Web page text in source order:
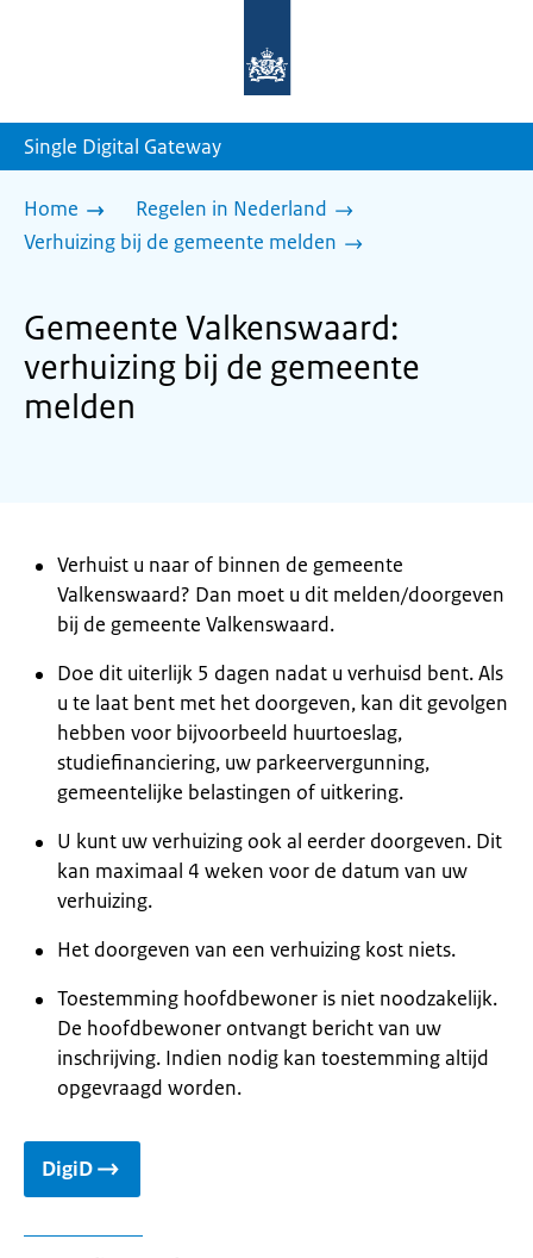
homepage
Single Digital Gateway
Home
Regelen in Nederland
Verhuizing bij de gemeente melden
Gemeente Valkenswaard:
verhuizing bij de gemeente
melden
Verhuist u naar of binnen de gemeente
Valkenswaard? Dan moet u dit melden/doorgeven
bij de gemeente Valkenswaard.
Doe dit uiterlijk 5 dagen nadat u verhuisd bent. Als
u te laat bent met het doorgeven, kan dit gevolgen
hebben voor bijvoorbeeld huurtoeslag,
studiefinanciering, uw parkeervergunning,
gemeentelijke belastingen of uitkering.
U kunt uw verhuizing ook al eerder doorgeven. Dit
kan maximaal 4 weken voor de datum van uw
verhuizing.
Het doorgeven van een verhuizing kost niets.
Toestemming hoofdbewoner is niet noodzakelijk.
De hoofdbewoner ontvangt bericht van uw
inschrijving. Indien nodig kan toestemming altijd
opgevraagd worden.
DigiD